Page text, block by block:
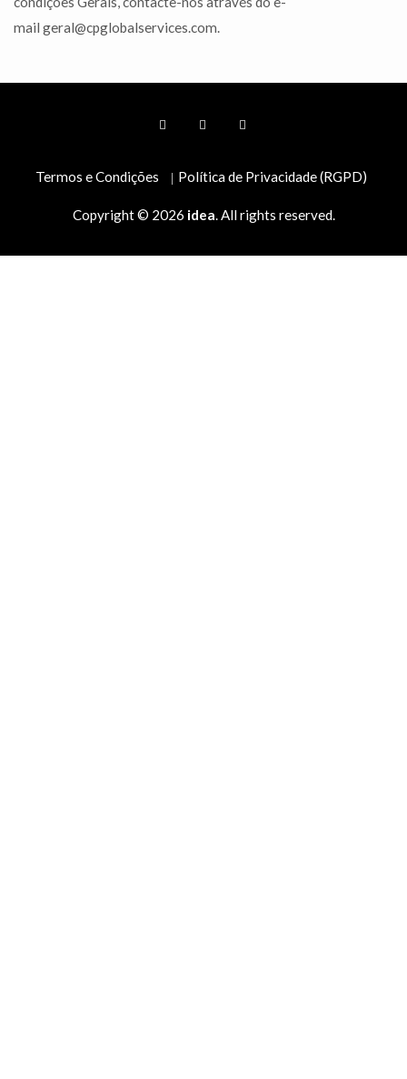
mail geral@cpglobalservices.com.
Termos e Condições Política de Privacidade (RGPD)
Copyright © 2026 idea. All rights reserved.